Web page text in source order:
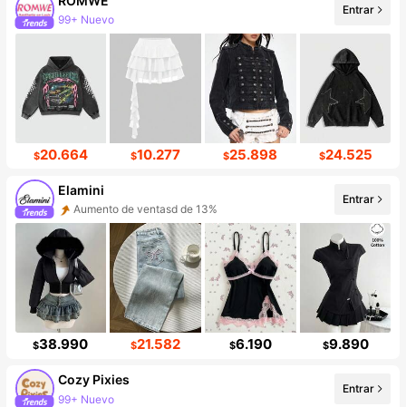
99+ Nuevo
Incremento de seguidores de 13%
Entrar
$20.664 $10.277 $25.898 $24.525
Elamini
Aumento de ventasd de 13%
Incremento de seguidores de 17%
Entrar
$38.990 $21.582 $6.190 $9.890
Cozy Pixies
99+ Nuevo
Entrar